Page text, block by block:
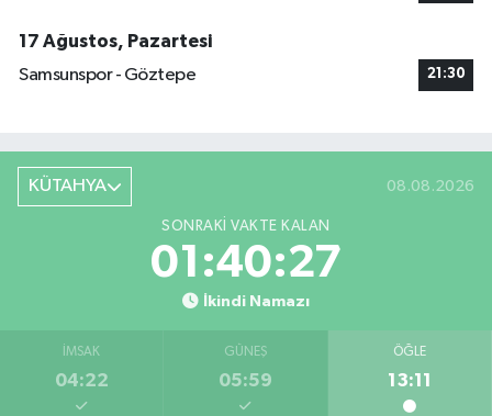
17 Ağustos, Pazartesi
Samsunspor - Göztepe
21:30
KÜTAHYA 08.08.2026
SONRAKI VAKTE KALAN
01:40:27
İkindi Namazı
İMSAK
04:22
GÜNEŞ
05:59
ÖĞLE
13:11